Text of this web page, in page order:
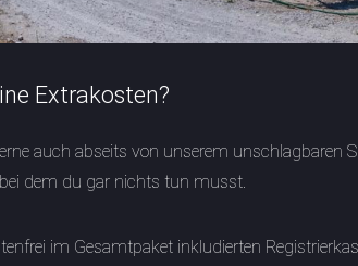
Extrakosten?
auch abseits von unserem
dem du gar nichts tun musst.
im Gesamtpaket inkludierten